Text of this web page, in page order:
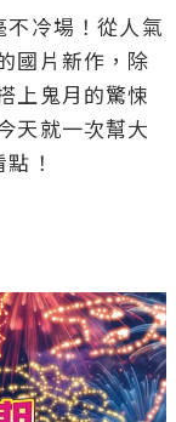
不冷場！從人氣
國片新作，除
上鬼月的驚悚
天就一次幫大
！